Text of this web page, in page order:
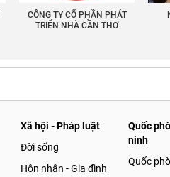
CÔNG TY CỔ PHẦN PHÁT
TRIỂN NHÀ CẦN THƠ
Xã hội - Pháp luật
Đời sống
Hôn nhân - Gia đình
Quốc
ninh
Quốc